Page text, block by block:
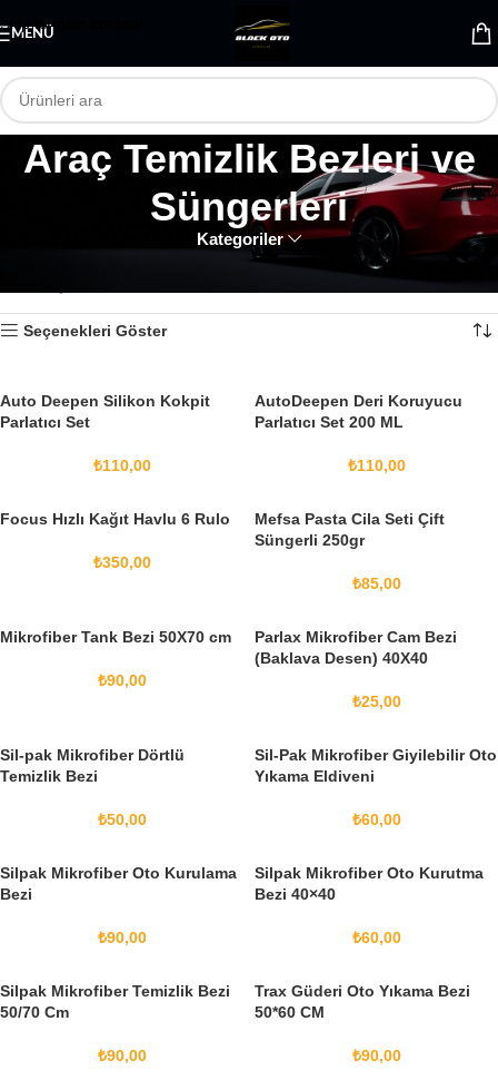
Skip to main content
MENÜ
Araç Temizlik Bezleri ve
Süngerleri
Kategoriler
Araç Temizlik Bezleri ve Süngerleri
Seçenekleri Göster
Auto Deepen Silikon Kokpit
Parlatıcı Set
₺110,00
AutoDeepen Deri Koruyucu
Parlatıcı Set 200 ML
₺110,00
Focus Hızlı Kağıt Havlu 6 Rulo
₺350,00
Mefsa Pasta Cila Seti Çift
Süngerli 250gr
₺85,00
Mikrofiber Tank Bezi 50X70 cm
₺90,00
Parlax Mikrofiber Cam Bezi
(Baklava Desen) 40X40
₺25,00
Sil-pak Mikrofiber Dörtlü
Temizlik Bezi
₺50,00
Sil-Pak Mikrofiber Giyilebilir Oto
Yıkama Eldiveni
₺60,00
Silpak Mikrofiber Oto Kurulama
Bezi
₺90,00
Silpak Mikrofiber Oto Kurutma
Bezi 40×40
₺60,00
Silpak Mikrofiber Temizlik Bezi
50/70 Cm
₺90,00
Trax Güderi Oto Yıkama Bezi
50*60 CM
₺90,00